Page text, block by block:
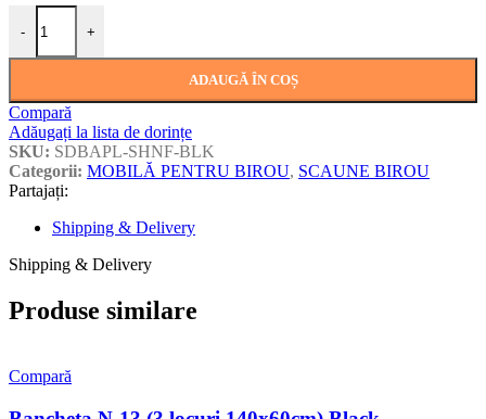
-
Cantitate Scaun Birou Aplo Pliabil
+
ADAUGĂ ÎN COȘ
Compară
Adăugați la lista de dorințe
SKU: SDBAPL-SHNF-BLK
Categorii: MOBILĂ PENTRU BIROU, SCAUNE BIROU
Partajați:
Shipping & Delivery
Shipping & Delivery
Produse similare
Compară